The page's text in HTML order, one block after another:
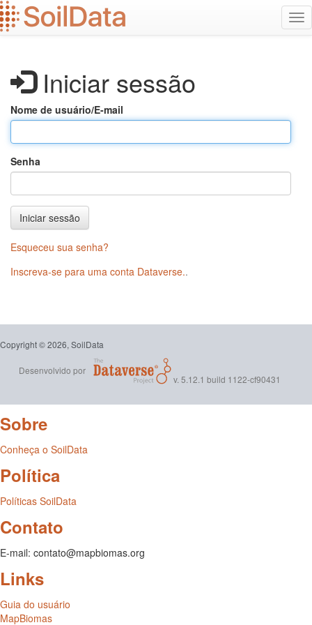
Ir
para
o
Iniciar sessão
Nome de usuário/E-mail
Senha
Iniciar sessão
Esqueceu sua senha?
Inscreva-se para uma conta Dataverse..
Copyright © 2026, SoilData
Desenvolvido por
v. 5.12.1 build 1122-cf90431
Sobre
Conheça o SoilData
Política
Políticas SoilData
Contato
E-mail: contato@mapbiomas.org
Links
Guia do usuário
MapBiomas